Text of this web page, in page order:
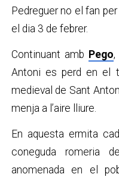
Pedreguer no el fan
el dia 3 de febrer.
Continuant amb Pego,
Antoni es perd en el
medieval de Sant
menja a l’aire lliure.
En aquesta ermita
coneguda romeria
anomenada en el